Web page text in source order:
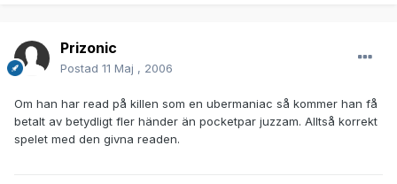
Prizonic
Postad 11 Maj , 2006
Om han har read på killen som en ubermaniac så kommer han få
betalt av betydligt fler händer än pocketpar juzzam. Alltså korrekt
spelet med den givna readen.